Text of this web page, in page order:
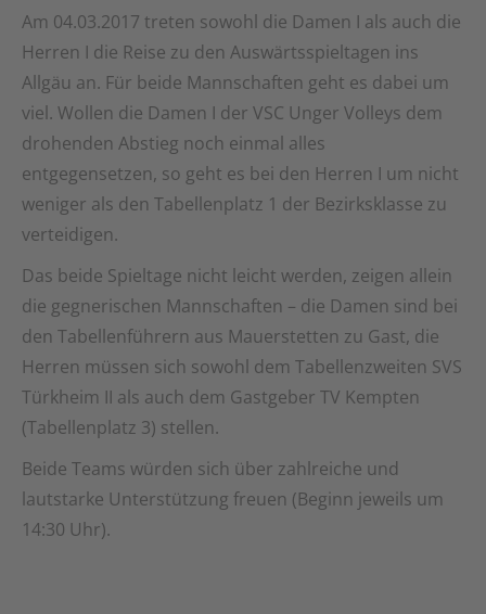
Am 04.03.2017 treten sowohl die Damen I als auch die
Herren I die Reise zu den Auswärtsspieltagen ins
Allgäu an. Für beide Mannschaften geht es dabei um
viel. Wollen die Damen I der VSC Unger Volleys dem
drohenden Abstieg noch einmal alles
entgegensetzen, so geht es bei den Herren I um nicht
weniger als den Tabellenplatz 1 der Bezirksklasse zu
verteidigen.
Das beide Spieltage nicht leicht werden, zeigen allein
die gegnerischen Mannschaften – die Damen sind bei
den Tabellenführern aus Mauerstetten zu Gast, die
Herren müssen sich sowohl dem Tabellenzweiten SVS
Türkheim II als auch dem Gastgeber TV Kempten
(Tabellenplatz 3) stellen.
Beide Teams würden sich über zahlreiche und
lautstarke Unterstützung freuen (Beginn jeweils um
14:30 Uhr).